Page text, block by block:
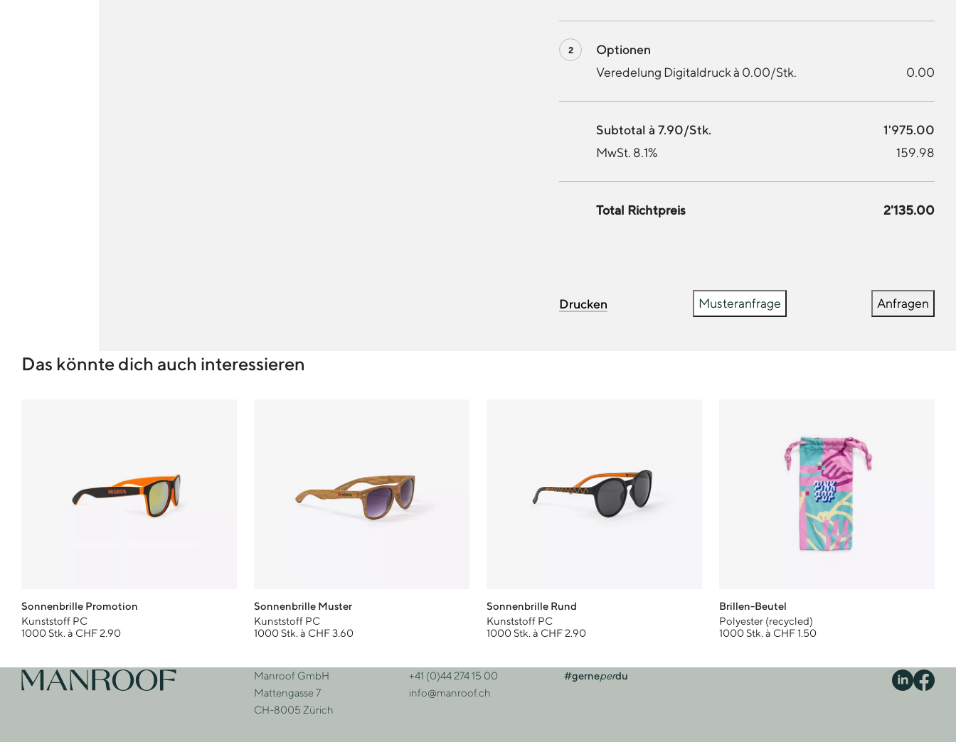
Optionen
Veredelung Digitaldruck à 0.00/Stk.
0.00
Subtotal à 7.90/Stk.
1'975.00
MwSt. 8.1%
159.98
Total Richtpreis 2'135.00
Musteranfrage Anfragen
Das könnte dich auch interessieren
Sonnenbrille Promotion
Kunststoff PC
1000 Stk. à CHF 2.90
Sonnenbrille Muster
Kunststoff PC
1000 Stk. à CHF 3.60
Sonnenbrille Rund
Kunststoff PC
1000 Stk. à CHF 2.90
Brillen-Beutel
Polyester (recycled)
1000 Stk. à CHF 1.50
Footer
Zur Startseite Adresse
Manroof GmbH
Mattengasse 7
CH-8005 Zürich
Kontakt
+41 (0)44 274 15 00
info@manroof.ch
#gerneperdu